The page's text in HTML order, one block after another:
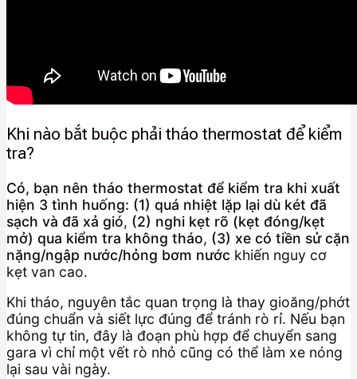
Khi nào bắt buộc phải tháo thermostat để kiểm
tra?
Có, bạn nên tháo thermostat để kiểm tra khi xuất
hiện 3 tình huống: (1) quá nhiệt lặp lại dù két đã
sạch và đã xả gió, (2) nghi kẹt rõ (kẹt đóng/kẹt
mở) qua kiểm tra không tháo, (3) xe có tiền sử cặn
nặng/ngập nước/hỏng bơm nước khiến nguy cơ
kẹt van cao.
Khi tháo, nguyên tắc quan trọng là thay gioăng/phớt
đúng chuẩn và siết lực đúng để tránh rò rỉ. Nếu bạn
không tự tin, đây là đoạn phù hợp để chuyển sang
gara vì chỉ một vết rò nhỏ cũng có thể làm xe nóng
lại sau vài ngày.